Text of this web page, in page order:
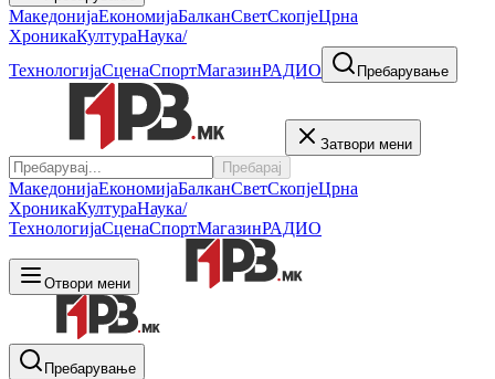
МакедонијаЕкономијаБалканСветСкопјеЦрна
ХроникаКултураНаука/
ТехнологијаСценаСпортМагазинРАДИО Пребарување
Затвори мени
Пребарај
МакедонијаЕкономијаБалканСветСкопјеЦрна
ХроникаКултураНаука/
ТехнологијаСценаСпортМагазинРАДИО
Отвори мени
Пребарување